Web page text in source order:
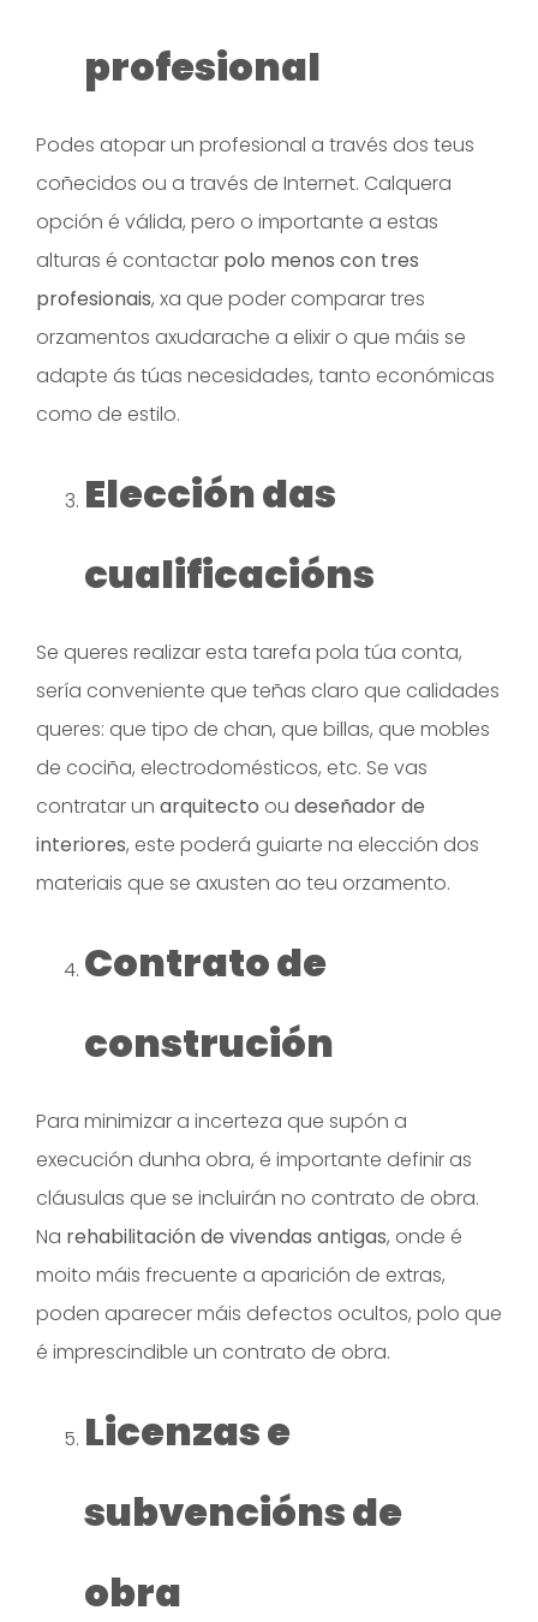
profesional
Podes atopar un profesional a través dos teus
coñecidos ou a través de Internet. Calquera
opción é válida, pero o importante a estas
alturas é contactar polo menos con tres
profesionais, xa que poder comparar tres
orzamentos axudarache a elixir o que máis se
adapte ás túas necesidades, tanto económicas
como de estilo.
Elección das
cualificacións
Se queres realizar esta tarefa pola túa conta,
sería conveniente que teñas claro que calidades
queres: que tipo de chan, que billas, que mobles
de cociña, electrodomésticos, etc. Se vas
contratar un arquitecto ou deseñador de
interiores, este poderá guiarte na elección dos
materiais que se axusten ao teu orzamento.
Contrato de
construción
Para minimizar a incerteza que supón a
execución dunha obra, é importante definir as
cláusulas que se incluirán no contrato de obra.
Na rehabilitación de vivendas antigas, onde é
moito máis frecuente a aparición de extras,
poden aparecer máis defectos ocultos, polo que
é imprescindible un contrato de obra.
Licenzas e
subvencións de
obra